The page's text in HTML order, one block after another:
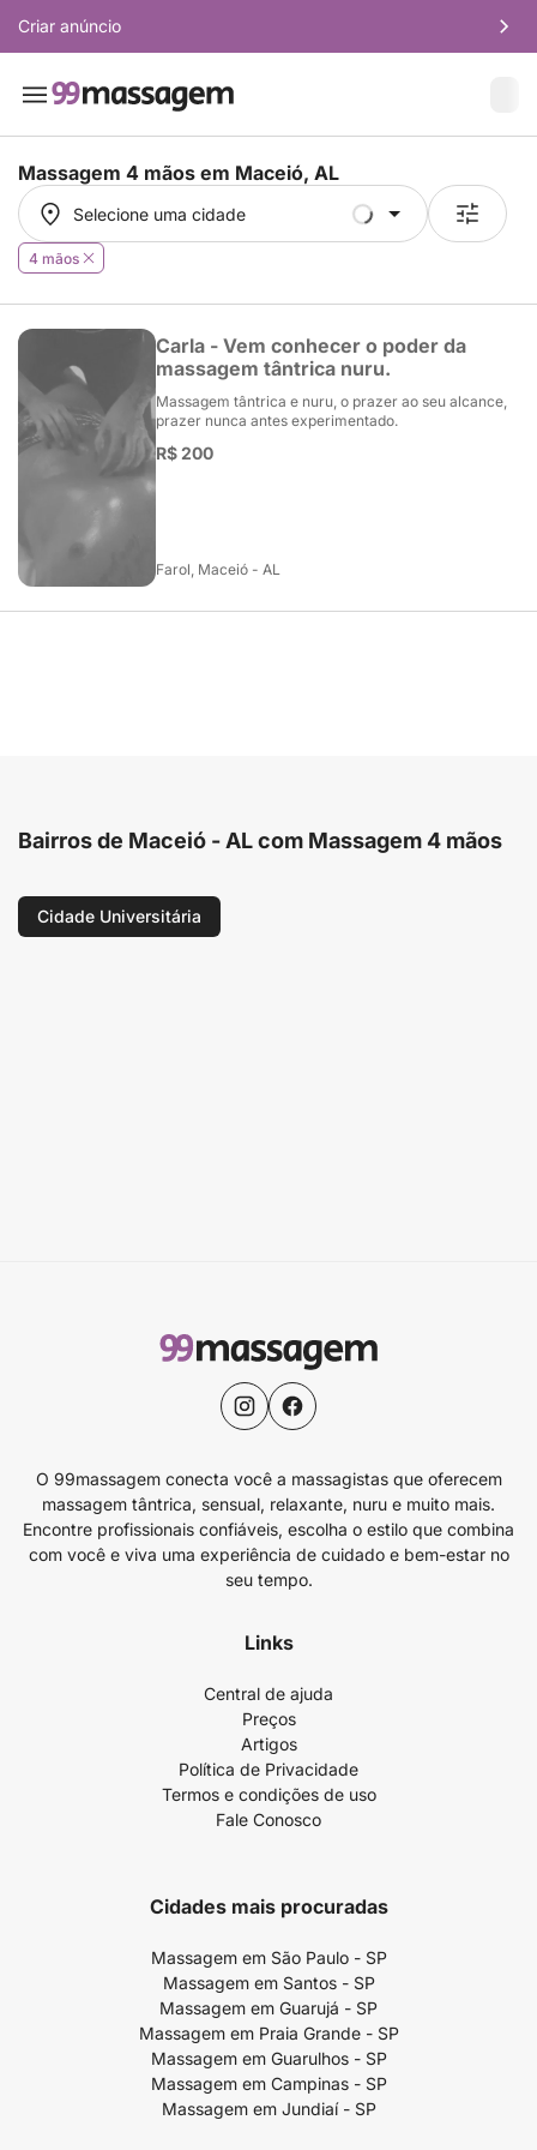
Criar anúncio
Massagem 4 mãos em Maceió, AL
Selecione uma cidade
Selecione uma cidade
4 mãos
Carla - Vem conhecer o poder da
massagem tântrica nuru.
Massagem tântrica e nuru, o prazer ao seu alcance,
prazer nunca antes experimentado.
R$ 200
Farol, Maceió - AL
Bairros de Maceió - AL com Massagem 4 mãos
Cidade Universitária
O 99massagem conecta você a massagistas que oferecem
massagem tântrica, sensual, relaxante, nuru e muito mais.
Encontre profissionais confiáveis, escolha o estilo que combina
com você e viva uma experiência de cuidado e bem-estar no
seu tempo.
Links
Central de ajuda
Preços
Artigos
Política de Privacidade
Termos e condições de uso
Fale Conosco
Cidades mais procuradas
Massagem em São Paulo - SP
Massagem em Santos - SP
Massagem em Guarujá - SP
Massagem em Praia Grande - SP
Massagem em Guarulhos - SP
Massagem em Campinas - SP
Massagem em Jundiaí - SP